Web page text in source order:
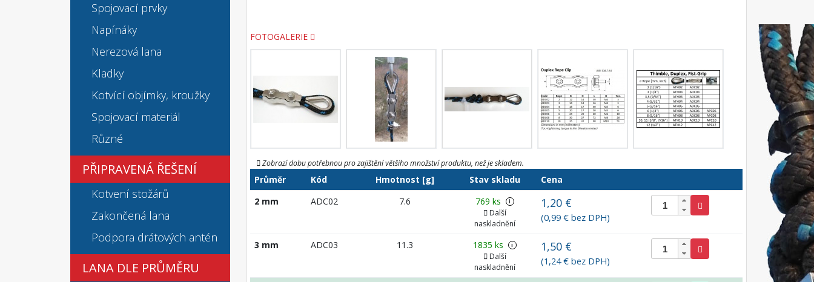
FOTOGALERIE
Zobrazí dobu potřebnou pro zajištění většího množství produktu, než je skladem.
Průměr Kód Hmotnost [g] Stav skladu
Cena
2 mm
ADC02 7.6 769 ks i
Další
naskladnění
1,20 €
(0,99 € bez DPH)
3 mm ADC03 11.3 1835 ks i
Další
naskladnění
1,50 €
(1,24 € bez DPH)
Spojovací prvky
Napínáky
Nerezová lana
Kladky
Kotvící objímky, kroužky
Spojovací materiál
Různé
PŘIPRAVENÁ ŘEŠENÍ
Kotvení stožárů
Zakončená lana
Podpora drátových antén
LANA DLE PRŮMĚRU